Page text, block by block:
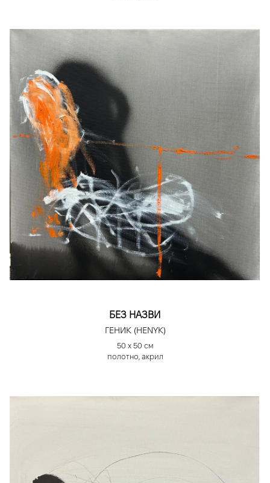
використовуючи чорний колір як символ
глибини й таємниці, створюючи багатошарові
фактурні полотна, вона досліджує внутрішні
стани людини.
БЕЗ НАЗВИ
ГЕНИК (HENYK)
50 х 50 см
полотно, акрил